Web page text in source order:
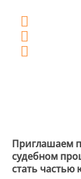
Приглашаем
судебном
стать